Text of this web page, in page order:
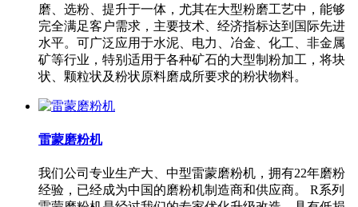
磨、选粉、提升于一体，尤其在大型粉磨工艺中，能够
完全满足客户需求，主要技术、经济指标达到国际先进
水平。可广泛应用于水泥、电力、冶金、化工、非金属
矿等行业，特别适用于各种矿石的大型制粉加工，将块
状、颗粒状及粉状原料磨成所要求的粉状物料。
雷蒙磨粉机
我们公司专业生产大、中型雷蒙磨粉机，拥有22年磨粉
经验，已经成为中国的磨粉机制造商和供应商。 R系列